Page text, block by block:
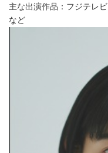
主な出演作品：フジテレ
など